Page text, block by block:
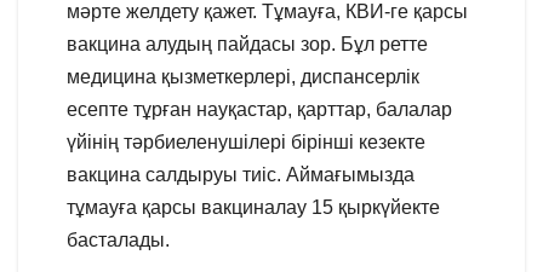
мәрте желдету қажет. Тұмауға, КВИ-ге қарсы
вакцина алудың пайдасы зор. Бұл ретте
медицина қызметкерлері, диспансерлік
есепте тұрған науқастар, қарттар, балалар
үйінің тәрбиеленушілері бірінші кезекте
вакцина салдыруы тиіс. Аймағымызда
тұмауға қарсы вакциналау 15 қыркүйекте
басталады.